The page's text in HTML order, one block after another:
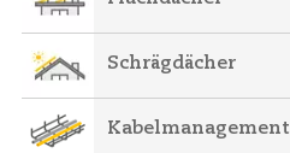
Schrägdächer
Kabelmanagement